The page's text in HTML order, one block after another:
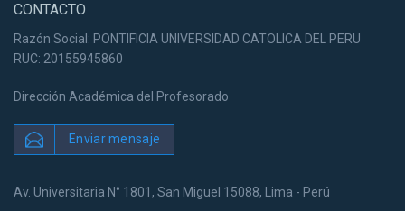
CONTACTO
Razón Social: PONTIFICIA UNIVERSIDAD CATOLICA DEL PERU
RUC: 20155945860
Dirección Académica del Profesorado
Enviar mensaje
Av. Universitaria N° 1801, San Miguel 15088, Lima - Perú